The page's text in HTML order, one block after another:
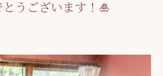
うございます！🎍